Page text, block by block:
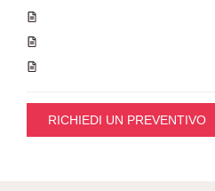
RICHIEDI UN PREVENTIVO